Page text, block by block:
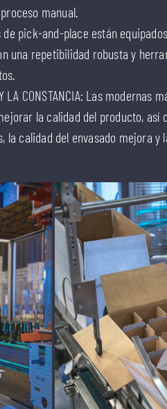
manual.
de pick-and-place están
una repetibilidad robusta y
LA CONSTANCIA: Las modernas
la calidad del producto, así
la calidad del envasado mejora y